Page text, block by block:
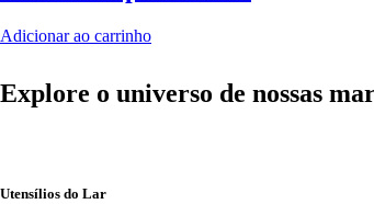
Adicionar ao carrinho
Explore o universo de nossas
Utensílios do Lar